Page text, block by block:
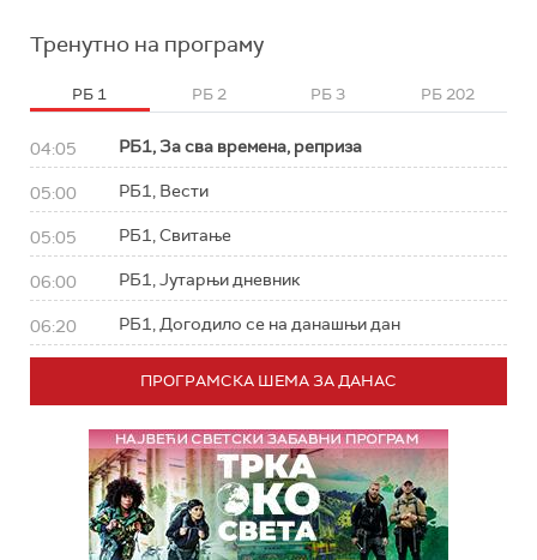
Тренутно на програму
РБ 1 РБ 2 РБ 3 РБ 202
04:05 РБ1, За сва времена, реприза
05:00 РБ1, Вести
05:05 РБ1, Свитање
06:00 РБ1, Јутарњи дневник
06:20 РБ1, Догодило се на данашњи дан
ПРОГРАМСКА ШЕМА ЗА ДАНАС